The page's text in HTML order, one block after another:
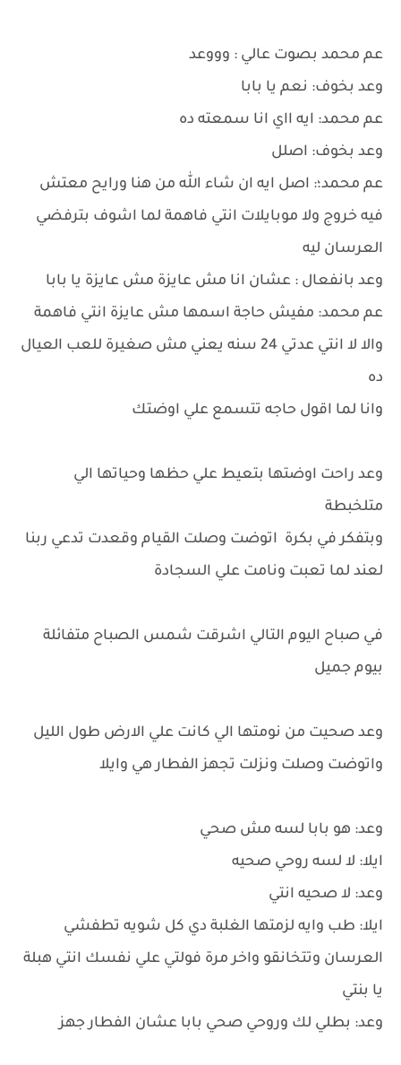
عم محمد بصوت عالي : وووعد
وعد بخوف: نعم يا بابا
عم محمد: ايه ااي انا سمعته ده
وعد بخوف: اصلل
عم محمد؛: اصل ايه ان شاء الله من هنا ورايح معتش
فيه خروج ولا موبايلات انتي فاهمة لما اشوف بترفضي
العرسان ليه
وعد بانفعال : عشان انا مش عايزة مش عايزة يا بابا
عم محمد: مفيش حاجة اسمها مش عايزة انتي فاهمة
والا لا انتي عدتي 24 سنه يعني مش صغيرة للعب العيال
ده
وانا لما اقول حاجه تتسمع علي اوضتك
وعد راحت اوضتها بتعيط علي حظها وحياتها الي
متلخبطة
وبتفكر في بكرة اتوضت وصلت القيام وقعدت تدعي ربنا
لعند لما تعبت ونامت علي السجادة
في صباح اليوم التالي اشرقت شمس الصباح متفائلة
بيوم جميل
وعد صحيت من نومتها الي كانت علي الارض طول الليل
واتوضت وصلت ونزلت تجهز الفطار هي وايلا
وعد: هو بابا لسه مش صحي
ايلا: لا لسه روحي صحيه
وعد: لا صحيه انتي
ايلا: طب وايه لزمتها الغلبة دي كل شويه تطفشي
العرسان وتتخانقو واخر مرة فولتي علي نفسك انتي هبلة
يا بنتي
وعد: بطلي لك وروحي صحي بابا عشان الفطار جهز